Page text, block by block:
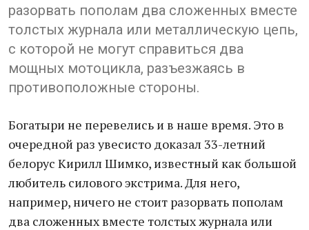
разорвать пополам два сложенных вместе
толстых журнала или металлическую цепь,
с которой не могут справиться два
мощных мотоцикла, разъезжаясь в
противоположные стороны.
Богатыри не перевелись и в наше время. Это в
очередной раз увесисто доказал 33-летний
белорус Кирилл Шимко, известный как большой
любитель силового экстрима. Для него,
например, ничего не стоит разорвать пополам
два сложенных вместе толстых журнала или